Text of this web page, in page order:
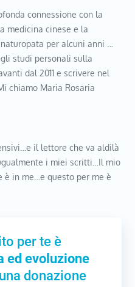
connessione con la
medicina cinese e la
per alcuni anni …
studi personali sulla
dal 2011 e scrivere nel
chiamo Maria Rosaria
il lettore che va aldilà
i miei scritti…Il mio
è in me…e questo per me è
per te è
ed evoluzione
donazione